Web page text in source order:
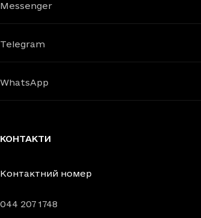
Messenger
Telegram
WhatsApp
КОНТАКТИ
Контактний номер
044 207 1748